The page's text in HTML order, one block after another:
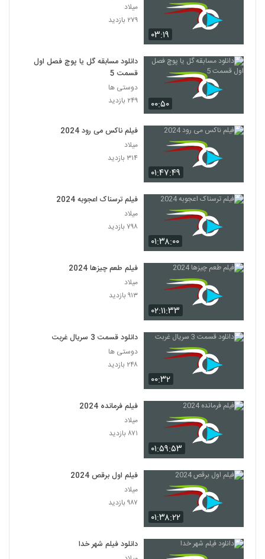
۰۳:۱۹
میلاد
۲۷۹ بازدید
۰۰:۵۰
دانلود مسابقه گل یا پوچ فصل اول
قسمت 5
دوستی ها
۲۴۹ بازدید
۰۱:۴۷:۴۹
فیلم ناکس می رود 2024
میلاد
۳۱۴ بازدید
۰۱:۳۸:۰۰
فیلم ترسناک اعجوبه 2024
میلاد
۷۹۸ بازدید
۰۲:۱۱:۳۳
فیلم طعم چیزها 2024
میلاد
۹۱۳ بازدید
۰۰:۳۲
دانلود قسمت 3 سریال غربت
دوستی ها
۲۴۸ بازدید
۰۱:۵۹:۵۳
فیلم فرمانده 2024
میلاد
۸۷۱ بازدید
۰۱:۳۸:۲۲
فیلم اول برقص 2024
میلاد
۹۸۷ بازدید
دانلود فیلم شهر خدا